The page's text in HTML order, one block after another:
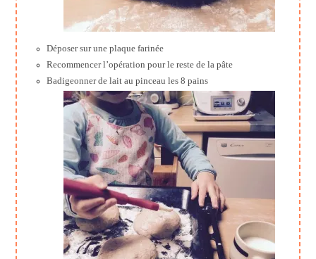
Déposer sur une plaque farinée
Recommencer l’opération pour le reste de la pâte
Badigeonner de lait au pinceau les 8 pains